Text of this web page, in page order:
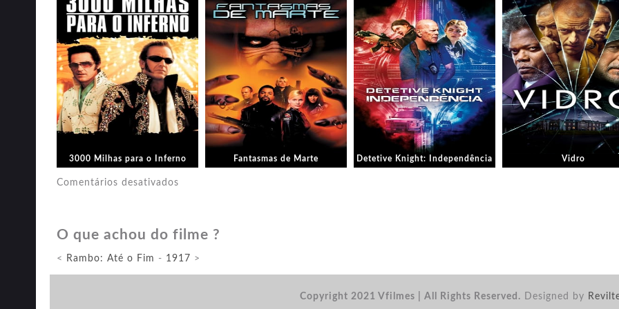
3000 Milhas para o Inferno Fantasmas de Marte Detetive Knight: Independência Vidro
Comentários desativados
O que achou do filme ?
< Rambo: Até o Fim - 1917 >
Copyright 2021 Vfilmes | All Rights Reserved. Designed by